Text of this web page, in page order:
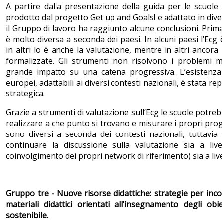
A partire dalla presentazione della guida per le
prodotto dal progetto Get up and Goals! e adattato in
il Gruppo di lavoro ha raggiunto alcune conclusioni.
è molto diversa a seconda dei paesi. In alcuni paesi
in altri lo è anche la valutazione, mentre in altri
formalizzate. Gli strumenti non risolvono i problemi
grande impatto su una catena progressiva.
europei, adattabili ai diversi contesti nazionali, è stata
strategica.
Grazie a strumenti di valutazione sull’Ecg le scuole
realizzare a che punto si trovano e misurare i propri
sono diversi a seconda dei contesti nazionali, tuttavia
continuare la discussione sulla valutazione sia a
coinvolgimento dei propri network di riferimento) sia a
Gruppo tre - Nuove risorse didattiche: strategie per
materiali didattici orientati all’insegnamento degli
sostenibile.